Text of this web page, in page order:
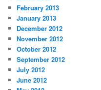
February 2013
January 2013
December 2012
November 2012
October 2012
September 2012
July 2012
June 2012